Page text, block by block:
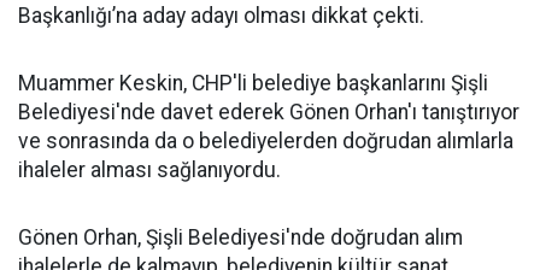
Başkanlığı’na aday adayı olması dikkat çekti.
Muammer Keskin, CHP'li belediye başkanlarını Şişli
Belediyesi'nde davet ederek Gönen Orhan'ı tanıştırıyor
ve sonrasında da o belediyelerden doğrudan alımlarla
ihaleler alması sağlanıyordu.
Gönen Orhan, Şişli Belediyesi'nde doğrudan alım